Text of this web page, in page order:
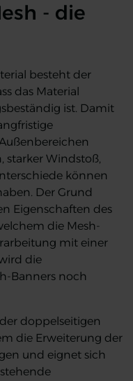
- die
besteht der
das Material
ist. Damit
starker Windstoß,
können
Der Grund
Eigenschaften des
die Mesh-
mit einer
die
Banners noch
doppelseitigen
die Erweiterung der
und eignet sich